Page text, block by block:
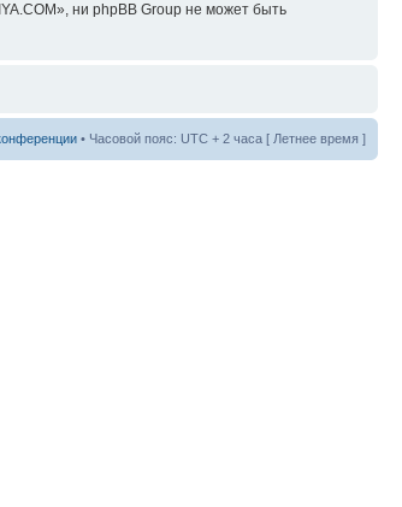
ни phpBB Group не может быть
• Часовой пояс: UTC + 2 часа [ Летнее время ]